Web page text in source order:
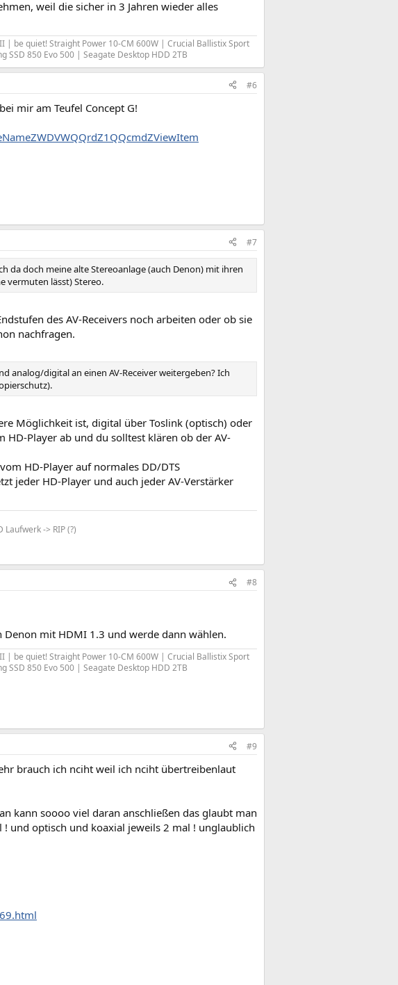
weil die sicher in 3 Jahren wieder alles
| be quiet! Straight Power 10-CM 600W | Crucial Ballistix Sport
SSD 850 Evo 500 | Seagate Desktop HDD 2TB
#6
mir am Teufel Concept G!
#7
da doch meine alte Stereoanlage (auch Denon) mit ihren
vermuten lässt) Stereo.
des AV-Receivers noch arbeiten oder ob sie
nachfragen.
analog/digital an einen AV-Receiver weitergeben? Ich
Möglichkeit ist, digital über Toslink (optisch) oder
Player ab und du solltest klären ob der AV-
HD-Player auf normales DD/DTS
jeder HD-Player und auch jeder AV-Verstärker
Laufwerk -> RIP (?)
#8
mit HDMI 1.3 und werde dann wählen.
| be quiet! Straight Power 10-CM 600W | Crucial Ballistix Sport
SSD 850 Evo 500 | Seagate Desktop HDD 2TB
#9
brauch ich nciht weil ich nciht übertreibenlaut
kann soooo viel daran anschließen das glaubt man
und optisch und koaxial jeweils 2 mal ! unglaublich